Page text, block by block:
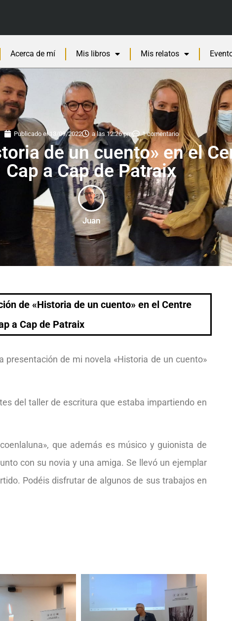
Acerca de mí Mis libros Mis relatos
Publicado el 13/09/2022 a las12:26 pm 1 comentario
de un cuento» en el
Cap a Cap de Patraix
Juan
de «Historia de un cuento» en el Centre
a Cap de Patraix
presentación de mi novela «Historia de un cuento»
del taller de escritura que estaba impartiendo en
que además es músico y guionista de
con su novia y una amiga. Se llevó un ejemplar
Podéis disfrutar de algunos de sus trabajos en